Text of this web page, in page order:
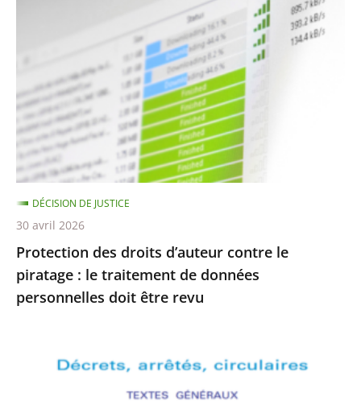
le
piratage
:
le
traitement
de
données
personnelles
doit
être
Protection des droits d’auteur contre le
piratage : le traitement de données
personnelles doit être revu
DÉCISION DE JUSTICE
30 avril 2026
Conseil